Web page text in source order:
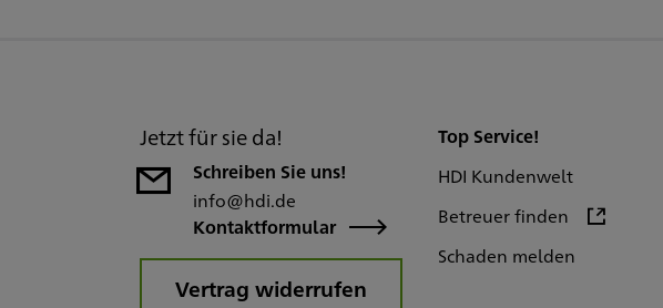
Jetzt für sie da!
Schreiben Sie uns!
info@hdi.de
Kontaktformular
Vertrag widerrufen
Top Service!
HDI Kundenwelt
Betreuer finden
Schaden melden